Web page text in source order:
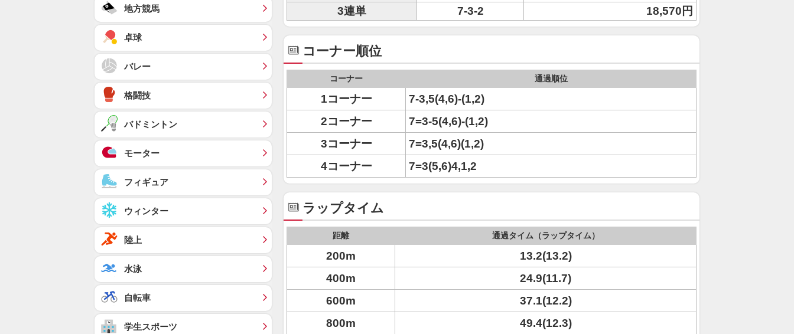
3連単
7-3-2 18,570円
コーナー順位
コーナー 通過順位
1コーナー
7-3,5(4,6)-(1,2)
2コーナー
7=3-5(4,6)-(1,2)
3コーナー
7=3,5(4,6)(1,2)
4コーナー
7=3(5,6)4,1,2
ラップタイム
距離 通過タイム（ラップタイム）
200m
13.2(13.2)
400m
24.9(11.7)
600m
37.1(12.2)
800m
49.4(12.3)
地方競馬
卓球
バレー
格闘技
バドミントン
モーター
フィギュア
ウィンター
陸上
水泳
自転車
学生スポーツ